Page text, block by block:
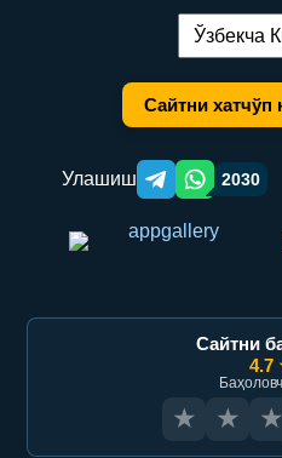
Тилни
Сайтни хатчўп
Улашиш Telegram orqali
WhatsApp
2030
Сайтни
4.7
★ ★ ★